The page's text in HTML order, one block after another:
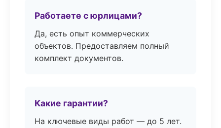
Работаете с юрлицами?
Да, есть опыт коммерческих
объектов. Предоставляем полный
комплект документов.
Какие гарантии?
На ключевые виды работ — до 5 лет.